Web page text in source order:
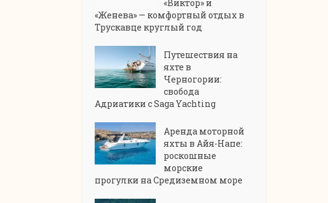
«Виктор» и
«Женева» — комфортный отдых в
Трускавце круглый год
Путешествия на
яхте в
Черногории:
свобода
Адриатики с Saga Yachting
Аренда моторной
яхты в Айя-Напе:
роскошные
морские
прогулки на Средиземном море